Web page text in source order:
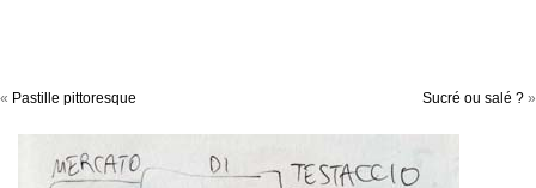
« Pastille pittoresque Sucré ou salé ? »